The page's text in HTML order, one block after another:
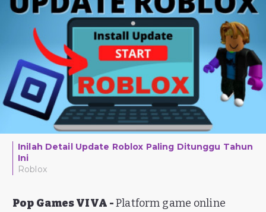
Inilah Detail Update Roblox Paling Ditunggu Tahun
Ini
Roblox
Pop Games VIVA -Platform game online